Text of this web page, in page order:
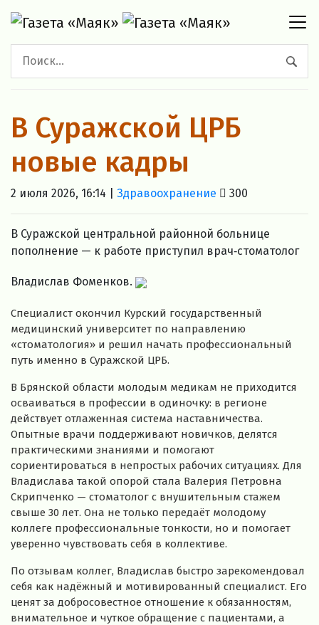
В Суражской ЦРБ
новые кадры
2 июля 2026, 16:14 | Здравоохранение 300
В Суражской центральной районной больнице
пополнение — к работе приступил врач‑стоматолог
Владислав Фоменков.
Специалист окончил Курский государственный
медицинский университет по направлению
«стоматология» и решил начать профессиональный
путь именно в Суражской ЦРБ.
В Брянской области молодым медикам не приходится
осваиваться в профессии в одиночку: в регионе
действует отлаженная система наставничества.
Опытные врачи поддерживают новичков, делятся
практическими знаниями и помогают
сориентироваться в непростых рабочих ситуациях. Для
Владислава такой опорой стала Валерия Петровна
Скрипченко — стоматолог с внушительным стажем
свыше 30 лет. Она не только передаёт молодому
коллеге профессиональные тонкости, но и помогает
уверенно чувствовать себя в коллективе.
По отзывам коллег, Владислав быстро зарекомендовал
себя как надёжный и мотивированный специалист. Его
ценят за добросовестное отношение к обязанностям,
внимательное и чуткое обращение с пациентами, а